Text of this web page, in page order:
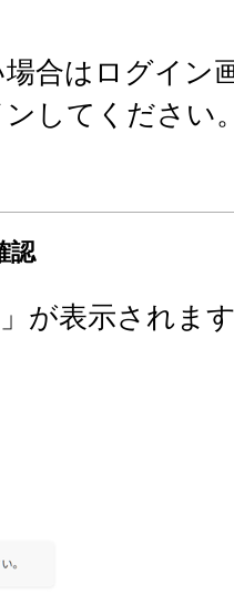
合はログイン
してください
認
が表示されま